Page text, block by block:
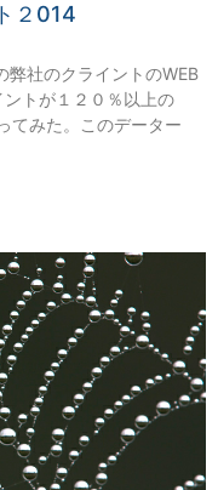
２014
弊社のクライントのWEB
トが１２０％以上の
てみた。このデーター